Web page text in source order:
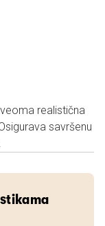
realistična
savršenu